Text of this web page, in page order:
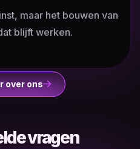
maar het bouwen van
blijft werken.
over ons
vragen